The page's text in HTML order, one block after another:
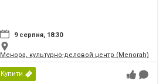
9 серпня, 18:30
Менора, культурно-деловой центр (Menorah)
Купити